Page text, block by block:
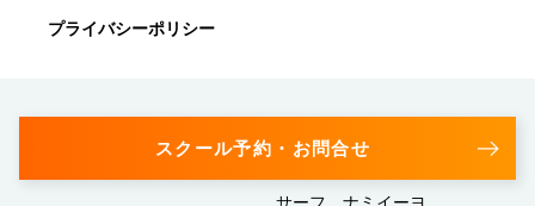
プライバシーポリシー
スクール予約・お問合せ